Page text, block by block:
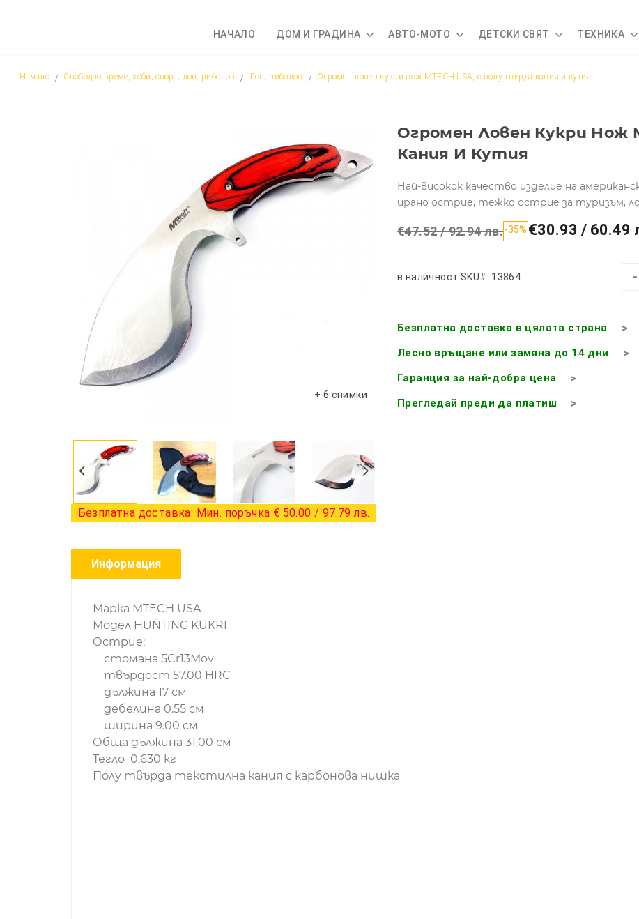
НАЧАЛО ДОМ И ГРАДИНА АВТО-МОТО ДЕТСКИ СВЯТ ТЕХНИКА
Начало Свободно време, хоби, спорт, лов, риболов Лов, риболов Огромен ловен кукри нож MTECH USA, с полу твърда кания и кутия
+ 6 снимки
Безплатна доставка. Мин. поръчка € 50.00 / 97.79 лв.
Огромен Ловен Кукри Нож
Кания И Кутия
Най-високок качество изделие на
ирано острие, тежко острие за туризъм,
€47.52 / 92.94 лв.-35% €30.93 / 60.49
в наличност SKU#: 13864 -
Безплатна доставка в цялата страна
Лесно връщане или замяна до 14 дни
Гаранция за най-добра цена
Прегледай преди да платиш
Информация
Марка MTECH USA
Модел HUNTING KUKRI
Острие:
стомана 5Cr13Mov
твърдост 57.00 HRC
дължина 17 см
дебелина 0.55 см
ширина 9.00 см
Обща дължина 31.00 см
Тегло 0.630 кг
Полу твърда текстилна кания с карбонова нишка